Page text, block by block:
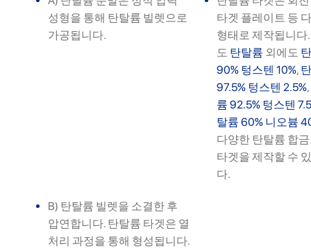
성형을 통해 탄탈륨 빌렛으로
가공됩니다.
타겟 플레이트 등
형태로 제작됩니다
도 탄탈륨 외에도
90% 텅스텐 10%,
97.5% 텅스텐 2.5%,
륨 92.5% 텅스텐
탈륨 60% 니오븀
다양한 탄탈륨 합
타겟을 제작할 수
다.
B) 탄탈륨 빌렛을 소결한 후
압연합니다. 탄탈륨 타겟은 열
처리 과정을 통해 형성됩니다.